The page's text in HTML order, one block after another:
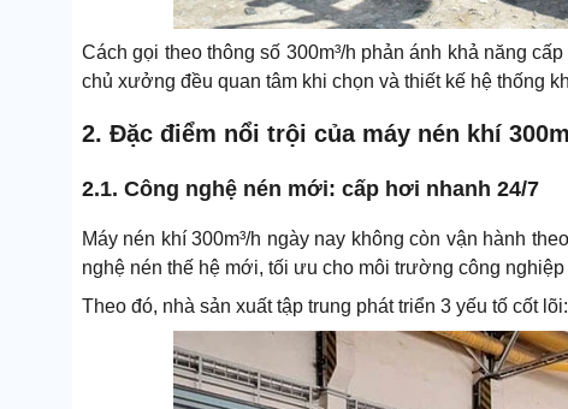
Cách gọi theo thông số 300m³/h phản ánh khả năng
chủ xưởng đều quan tâm khi chọn và thiết kế hệ thống
2. Đặc điểm nổi trội của máy nén khí
2.1. Công nghệ nén mới: cấp hơi nhanh 24/7
Máy nén khí 300m³/h ngày nay không còn vận hành
nghệ nén thế hệ mới, tối ưu cho môi trường công
Theo đó, nhà sản xuất tập trung phát triển 3 yếu tố cốt